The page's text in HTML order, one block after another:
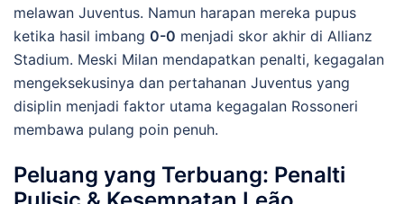
melawan Juventus. Namun harapan mereka pupus
ketika hasil imbang 0-0 menjadi skor akhir di Allianz
Stadium. Meski Milan mendapatkan penalti, kegagalan
mengeksekusinya dan pertahanan Juventus yang
disiplin menjadi faktor utama kegagalan Rossoneri
membawa pulang poin penuh.
Peluang yang Terbuang: Penalti